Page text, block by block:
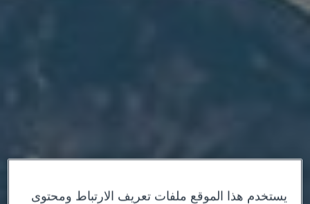
يستخدم هذا الموقع ملفات تعريف الارتباط ومحتوى